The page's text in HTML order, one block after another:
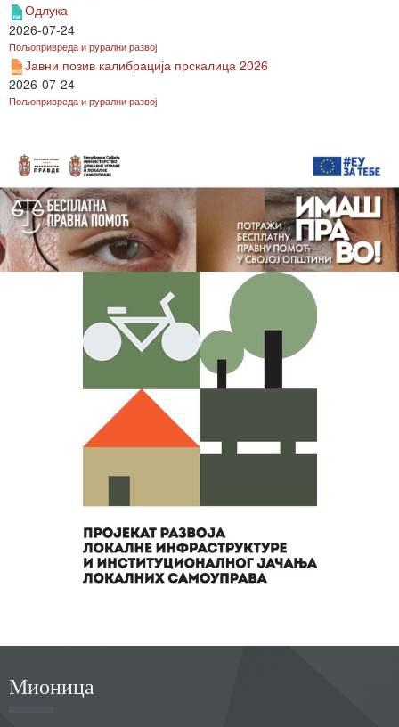
Одлука
2026-07-24
Пољопривреда и рурални развој
Јавни позив калибрација прскалица 2026
2026-07-24
Пољопривреда и рурални развој
Мионица